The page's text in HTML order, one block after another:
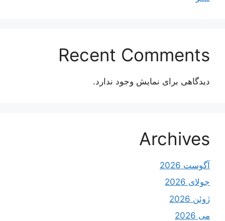
Recent Comments
دیدگاهی برای نمایش وجود ندارد.
Archives
آگوست 2026
جولای 2026
ژوئن 2026